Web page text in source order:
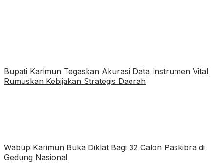
Bupati Karimun Tegaskan Akurasi Data Instrumen Vital
Rumuskan Kebijakan Strategis Daerah
Wabup Karimun Buka Diklat Bagi 32 Calon Paskibra di
Gedung Nasional